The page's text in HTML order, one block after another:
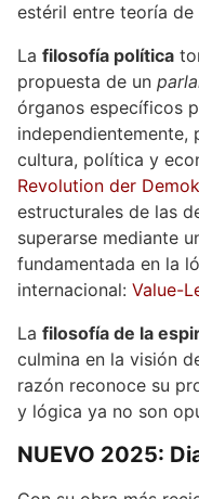
estéril entre teoría
La filosofía política
propuesta de un
órganos específicos
independientemente,
cultura, política y
Revolution der
estructurales de las
superarse mediante
fundamentada en la
internacional: Value-
La filosofía de la
culmina en la visión
razón reconoce su
y lógica ya no son
NUEVO 2025: